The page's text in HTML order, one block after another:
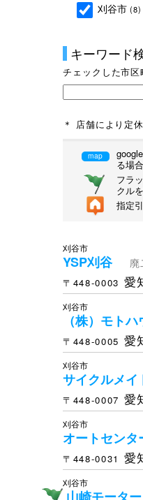
刈谷市 (8)
キーワード
チェックした市
＊ 店舗により定
map
る場
フラ
クル
指定
刈谷市
YSP刈谷
廃
〒448-0003 愛
刈谷市
（株）モト
〒448-0005 愛
刈谷市
サイクルメイ
〒448-0007 愛
刈谷市
オートセンタ
〒448-0031 愛
刈谷市